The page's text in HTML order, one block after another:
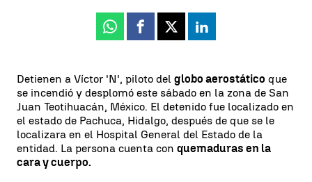
Whatsapp
Facebook
X Linkedin
Detienen a Víctor 'N', piloto del globo aerostático que
se incendió y desplomó este sábado en la zona de San
Juan Teotihuacán, México. El detenido fue localizado en
el estado de Pachuca, Hidalgo, después de que se le
localizara en el Hospital General del Estado de la
entidad. La persona cuenta con quemaduras en la
cara y cuerpo.